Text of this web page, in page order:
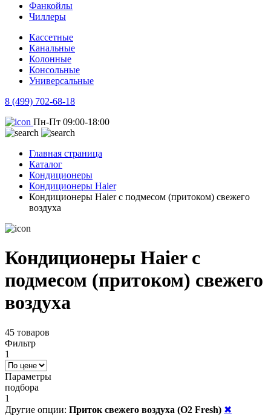
Фанкойлы
Чиллеры
Кассетные
Канальные
Колонные
Консольные
Универсальные
8 (499) 702-68-18
Пн-Пт 09:00-18:00
Главная страница
Каталог
Кондиционеры
Кондиционеры Haier
Кондиционеры Haier с подмесом (притоком) свежего
воздуха
Кондиционеры Haier с
подмесом (притоком) свежего
воздуха
45 товаров
Фильтр
1
Параметры
подбора
1
Другие опции: Приток свежего воздуха (O2 Fresh) ✖